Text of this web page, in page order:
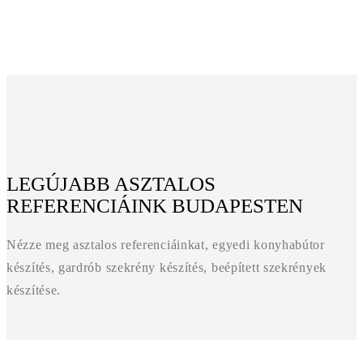
LEGÚJABB ASZTALOS
REFERENCIÁINK BUDAPESTEN
Nézze meg asztalos referenciáinkat, egyedi konyhabútor
készítés, gardrób szekrény készítés, beépített szekrények
készítése.